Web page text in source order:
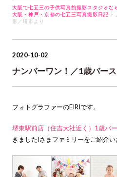
大阪で七五三の子供写真館撮影スタジオな
大阪・神戸・京都の七五三写真撮影日記 >
影／堺市より
2020-10-02
ナンバーワン！／1歳バー
フォトグラファーのEIRIです。
堺東駅前店（住吉大社近く）1歳バ
きましたIさまファミリーをご紹介